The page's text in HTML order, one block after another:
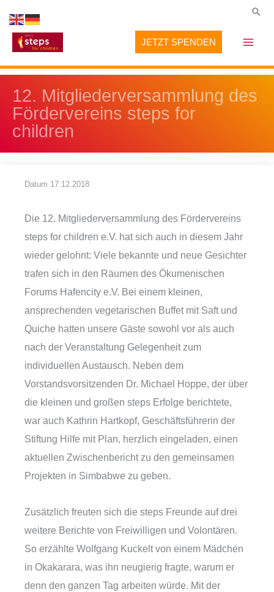
Inhalt
springen
JETZT SPENDEN
12. Mitgliederversammlung des
Fördervereins steps for
children
Datum 17.12.2018
Die 12. Mitgliederversammlung des Fördervereins
steps for children e.V. hat sich auch in diesem Jahr
wieder gelohnt: Viele bekannte und neue Gesichter
trafen sich in den Räumen des Ökumenischen
Forums Hafencity e.V. Bei einem kleinen,
ansprechenden vegetarischen Buffet mit Saft und
Quiche hatten unsere Gäste sowohl vor als auch
nach der Veranstaltung Gelegenheit zum
individuellen Austausch. Neben dem
Vorstandsvorsitzenden Dr. Michael Hoppe, der über
die kleinen und großen steps Erfolge berichtete,
war auch Kathrin Hartkopf, Geschäftsführerin der
Stiftung Hilfe mit Plan, herzlich eingeladen, einen
aktuellen Zwischenbericht zu den gemeinsamen
Projekten in Simbabwe zu geben.
Zusätzlich freuten sich die steps Freunde auf drei
weitere Berichte von Freiwilligen und Volontären.
So erzählte Wolfgang Kuckelt von einem Mädchen
in Okakarara, was ihn neugierig fragte, warum er
denn den ganzen Tag arbeiten würde. Mit der